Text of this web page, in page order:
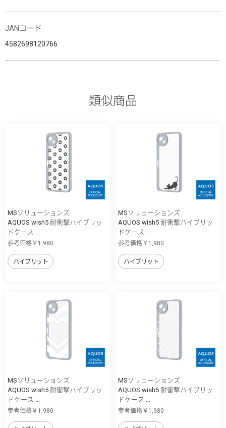
JANコード
4582698120766
類似商品
MSソリューションズ
AQUOS wish5 耐衝撃ハイブリッ
ドケース ...
参考価格￥1,980
ハイブリット
MSソリューションズ
AQUOS wish5 耐衝撃ハイブリッ
ドケース ...
参考価格￥1,980
ハイブリット
MSソリューションズ
AQUOS wish5 耐衝撃ハイブリッ
ドケース ...
参考価格￥1,980
MSソリューションズ
AQUOS wish5 耐衝撃ハイブリッ
ドケース ...
参考価格￥1,980